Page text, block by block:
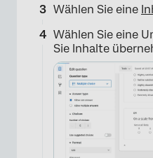
Wählen Sie eine
Wählen Sie eine
Sie Inhalte